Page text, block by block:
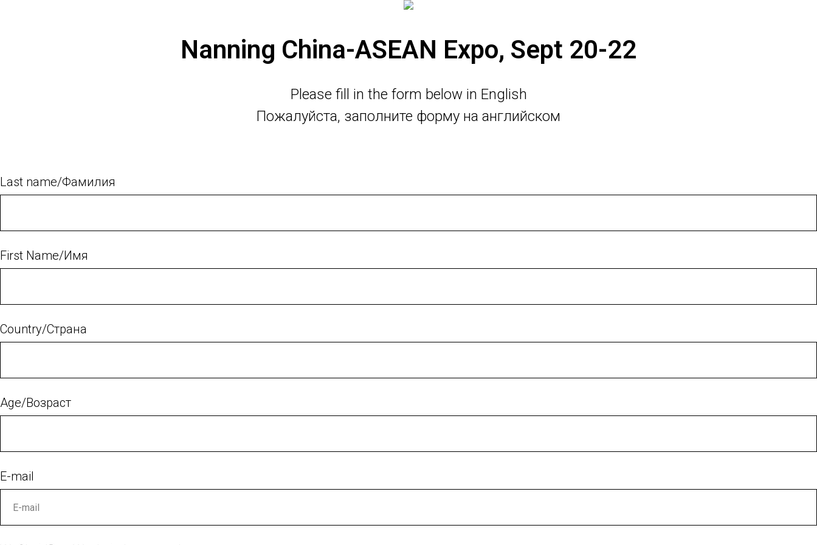
Nanning China-ASEAN Expo, Sept 20-22
Please fill in the form below in English
Пожалуйста, заполните форму на английском
Last name/Фамилия
First Name/Имя
Country/Страна
Age/Возраст
E-mail